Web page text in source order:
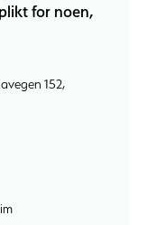
for noen,
152,